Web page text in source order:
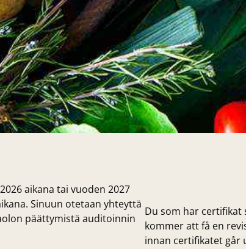
aikana tai vuoden 2027
Sinuun otetaan yhteyttä
päättymistä auditoinnin
Du som har certifikat
kommer att få en
innan certifikatet går